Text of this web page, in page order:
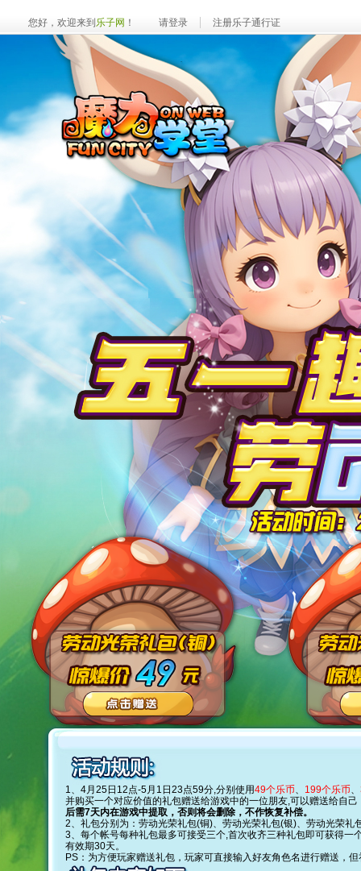
您好，欢迎来到 乐子网 ！ 请登录 注册乐子通行证
1、4月25日12点-5月1日23点59分,分别使用49个乐币、 199个乐币、
并购买一个对应价值的礼包赠送给游戏中的一位朋友,可以赠送给自
后需7天内在游戏中提取，否则将会删除，不作恢复补偿。
2、礼包分别为：劳动光荣礼包(铜)、劳动光荣礼包(银)、劳动光荣礼
3、每个帐号每种礼包最多可接受三个,首次收齐三种礼包即可获得
有效期30天。
PS：为方便玩家赠送礼包，玩家可直接输入好友角色名进行赠送，